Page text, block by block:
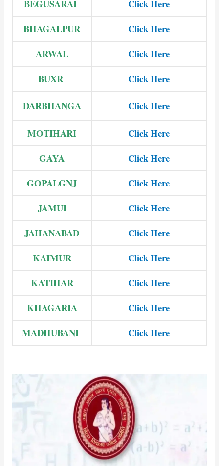
BEGUSARAI
Click Here
BHAGALPUR
Click Here
ARWAL
Click Here
BUXR
Click Here
DARBHANGA Click Here
MOTIHARI
Click Here
GAYA
Click Here
GOPALGNJ
Click Here
JAMUI
Click Here
JAHANABAD
Click Here
KAIMUR
Click Here
KATIHAR
Click Here
KHAGARIA
Click Here
MADHUBANI
Click Here